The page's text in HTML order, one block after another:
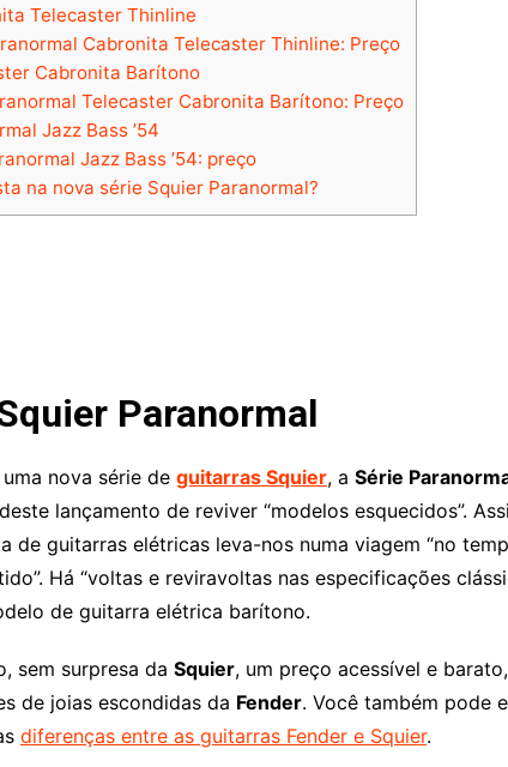
Telecaster Thinline
Cabronita Telecaster Thinline: Preço
Cabronita Barítono
Telecaster Cabronita Barítono: Preço
Jazz Bass ’54
Jazz Bass ’54: preço
na nova série Squier Paranormal?
Paranormal
nova série de guitarras Squier, a Série
lançamento de reviver “modelos esquecidos”.
de guitarras elétricas leva-nos numa viagem “no
Há “voltas e reviravoltas nas especificações
de guitarra elétrica barítono.
sem surpresa da Squier, um preço acessível e
de joias escondidas da Fender. Você também pode
diferenças entre as guitarras Fender e Squier.